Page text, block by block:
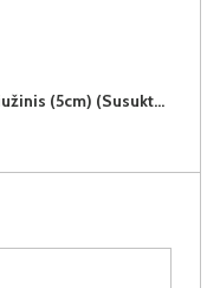
TOP ALOE GREEN 160x200x5 antčiužinis (5cm) (Susuktas)